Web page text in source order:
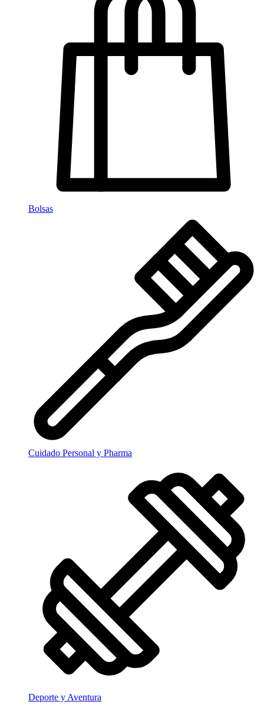
Bolsas
Cuidado Personal y Pharma
Deporte y Aventura